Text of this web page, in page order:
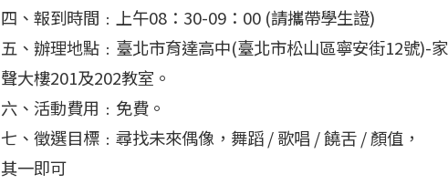
四、報到時間﹕上午08：30-09：00 (請攜帶學生證)
五、辦理地點﹕臺北市育達高中(臺北市松山區寧安街12號)-家
聲大樓201及202教室。
六、活動費用﹕免費。
七、徵選目標﹕尋找未來偶像，舞蹈 / 歌唱 / 饒舌 / 顏值，
其一即可